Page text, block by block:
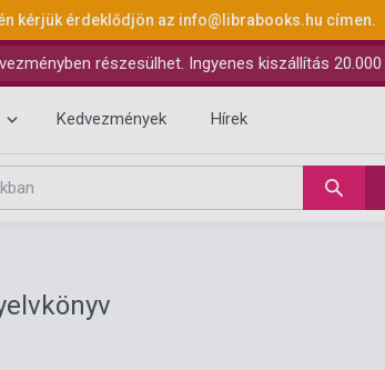
kérjük érdeklődjön az info@librabooks.hu címen.
részesülhet. Ingyenes kiszállítás
Kedvezmények Hírek